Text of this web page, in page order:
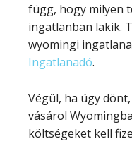
függ, hogy milyen
ingatlanban lakik.
wyomingi
Ingatlanadó.
Végül, ha úgy
vásárol
költségeket kell